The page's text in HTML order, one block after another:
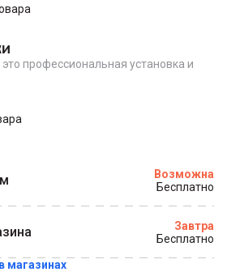
Купить в 1 клик
профессиональная установка и
Возможна
Бесплатно
Завтра
Бесплатно
магазинах